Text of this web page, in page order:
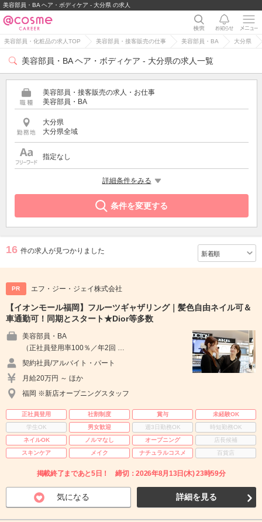
美容部員・BA ヘア・ボディケア - 大分県 の求人
美容部員・化粧品の求人TOP 美容部員・接客販売の仕事 美容部員・BA 大分県
美容部員・BA ヘア・ボディケア - 大分県の求人一覧
美容部員・接客販売の求人・お仕事
美容部員・BA
大分県
大分県全域
指定なし
詳細条件をみる
条件を変更する
16 件の求人が見つかりました
PR エフ・ジー・ジェイ株式会社
【イオンモール福岡】フルーツギャザリング｜髪色自由ネイル可＆
車通勤可！同期とスタート★Dior等多数
美容部員・BA
（正社員登用率100％／年2回 …
契約社員/アルバイト・パート
月給20万円 ～ ほか
福岡 ※新店オープニングスタッフ
正社員登用 社割制度 賞与
未経験OK
学生OK
男女歓迎 週3日勤務OK
時短勤務OK
ネイルOK
ノルマなし オープニング
店長候補
スキンケア
メイク ナチュラルコスメ 百貨店
掲載終了まであと5日！ 締切：2026年8月13日(木) 23時59分
気になる 詳細を見る